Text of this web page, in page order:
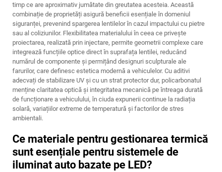
timp ce are aproximativ jumătate din greutatea acesteia. Această
combinație de proprietăți asigură beneficii esențiale în domeniul
siguranței, prevenind spargerea lentilelor în cazul impactului cu pietre
sau al coliziunilor. Flexibilitatea materialului în ceea ce privește
proiectarea, realizată prin injectare, permite geometrii complexe care
integrează funcțiile optice direct în suprafața lentilei, reducând
numărul de componente și permițând designuri sculpturale ale
farurilor, care definesc estetica modernă a vehiculelor. Cu aditivi
adecvați de stabilizare UV și cu un strat protector dur, policarbonatul
menține claritatea optică și integritatea mecanică pe întreaga durată
de funcționare a vehiculului, în ciuda expunerii continue la radiația
solară, variațiilor extreme de temperatură și factorilor de stres
ambientali.
Ce materiale pentru gestionarea termică
sunt esențiale pentru sistemele de
iluminat auto bazate pe LED?